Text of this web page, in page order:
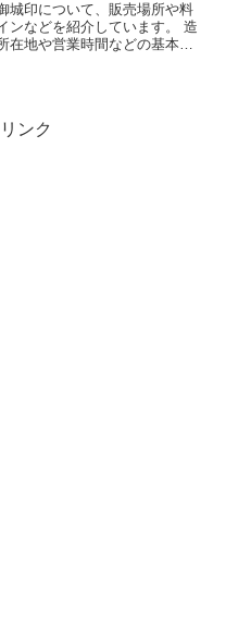
城印について、販売場所や料
ンなどを紹介しています。 造
在地や営業時間などの基本情
ンク